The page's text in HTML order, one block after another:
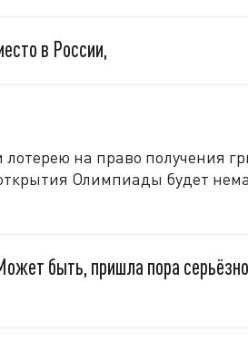
в России,
лотерею на право получения
Олимпиады будет
быть, пришла пора серьёзно